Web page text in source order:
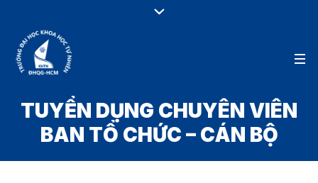
TUYỂN DỤNG CHUYÊN VIÊN
BAN TỔ CHỨC – CÁN BỘ